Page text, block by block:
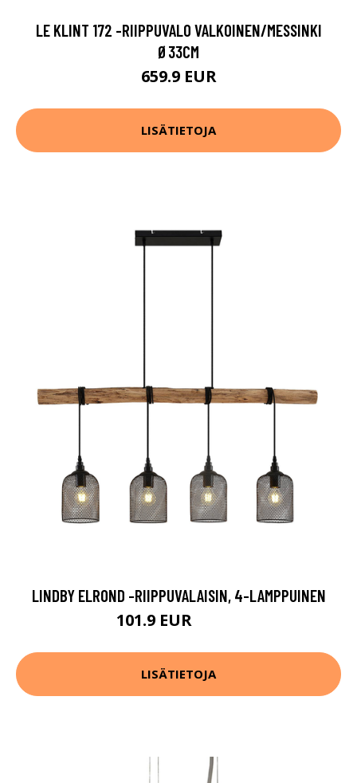
LE KLINT 172 -RIIPPUVALO VALKOINEN/MESSINKI
Ø33CM
659.9 EUR
LISÄTIETOJA
LINDBY ELROND -RIIPPUVALAISIN, 4-LAMPPUINEN
101.9 EUR
LISÄTIETOJA